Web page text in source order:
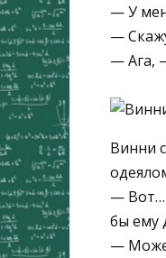
— У
—
— Ага,
Винни
— Вот…
бы ему
—